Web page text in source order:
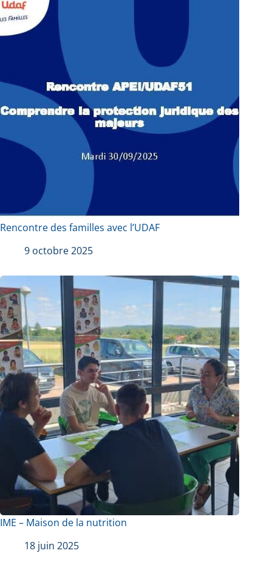
Rencontre des familles avec l’UDAF
9 octobre 2025
IME – Maison de la nutrition
18 juin 2025